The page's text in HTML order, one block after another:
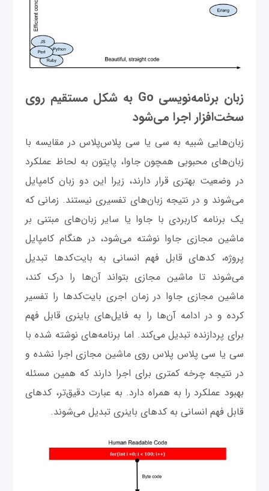
زبان برنامه‌نویسی Go به شکل مستقیم روی
سخت‌افزار اجرا می‌شود
زبان‌هایی شبیه به سی یا سی پلا‌س‌پلاس در مقایسه با
زبان‌های محبوبی همچون جاوا، پایتون به لحاظ عملکرد
در وضعیت بهتری قرار دارند، زیرا این دو زبان کامپایل
می‌شوند و در نتیجه زبان‌های تفسیری نیستند. زمانی که
یک برنامه کاربردی با جاوا یا سایر زبان‌های مبتنی بر
ماشین مجازی جاوا نوشته می‌شود، در هنگام کامپایل
پروژه، کدهای قابل فهم انسانی به بایت‌کدها تبدیل
می‌شوند تا ماشین مجازی بتواند آن‌ها را درک کند،
ماشین مجازی جاوا در زمان اجری بایت‌کدها را تفسیر
کرده و در ادامه آن‌ها را به فایل‌های باینری قابل فهم
برای پردازنده تبدیل می‌کند. اما برنامه‌های نوشته شده با
سی یا سی پلاس پلاس روی ماشین مجازی اجرا نشده و
در نتیجه چرخه کمتری برای اجرا دارند که همین مسئله
بهبود عملکرد را به همراه دارد. به عبارت دقیق‌تر، کدهای
قابل فهم انسانی به کدهای باینری تبدیل می‌شوند.